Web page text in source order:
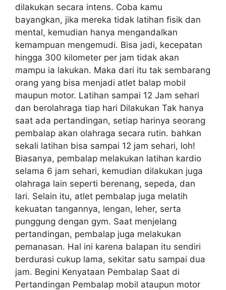
dilakukan secara intens. Coba kamu
bayangkan, jika mereka tidak latihan fisik dan
mental, kemudian hanya mengandalkan
kemampuan mengemudi. Bisa jadi, kecepatan
hingga 300 kilometer per jam tidak akan
mampu ia lakukan. Maka dari itu tak sembarang
orang yang bisa menjadi atlet balap mobil
maupun motor. Latihan sampai 12 Jam sehari
dan berolahraga tiap hari Dilakukan Tak hanya
saat ada pertandingan, setiap harinya seorang
pembalap akan olahraga secara rutin. bahkan
sekali latihan bisa sampai 12 jam sehari, loh!
Biasanya, pembalap melakukan latihan kardio
selama 6 jam sehari, kemudian dilakukan juga
olahraga lain seperti berenang, sepeda, dan
lari. Selain itu, atlet pembalap juga melatih
kekuatan tangannya, lengan, leher, serta
punggung dengan gym. Saat menjelang
pertandingan, pembalap juga melakukan
pemanasan. Hal ini karena balapan itu sendiri
berdurasi cukup lama, sekitar satu sampai dua
jam. Begini Kenyataan Pembalap Saat di
Pertandingan Pembalap mobil ataupun motor